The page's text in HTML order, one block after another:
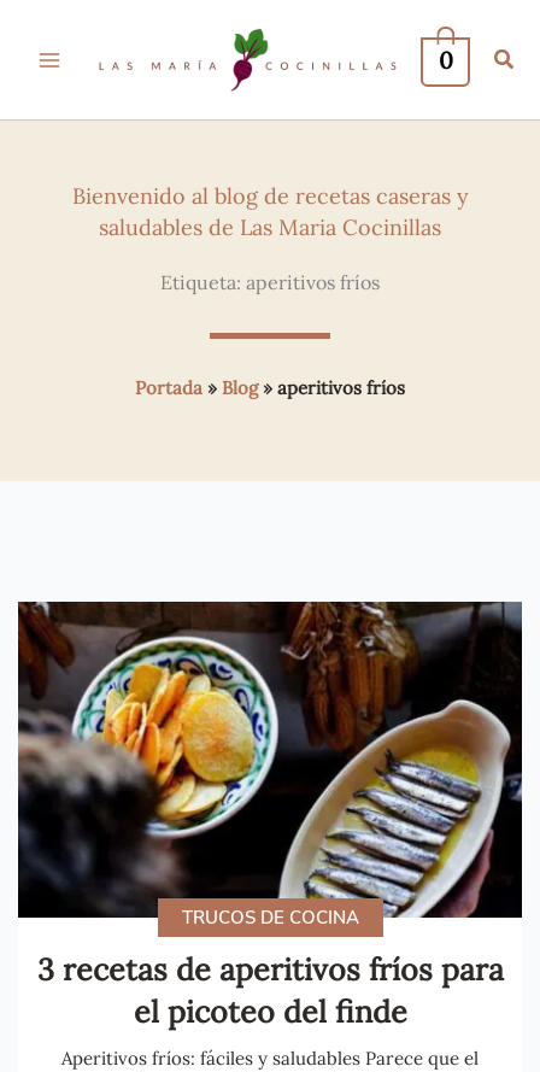
0
Bienvenido al blog de recetas caseras y
saludables de Las Maria Cocinillas
Etiqueta: aperitivos fríos
Portada » Blog» aperitivos fríos
TRUCOS DE COCINA
3 recetas de aperitivos fríos para
el picoteo del finde
Aperitivos fríos: fáciles y saludables Parece que el